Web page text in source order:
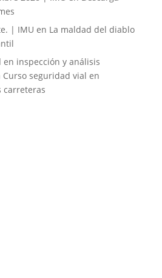
| IMU en La maldad del diablo
inspección y análisis
Curso seguridad vial en
carreteras